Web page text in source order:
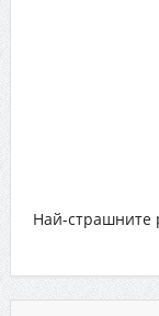
Най-страшните